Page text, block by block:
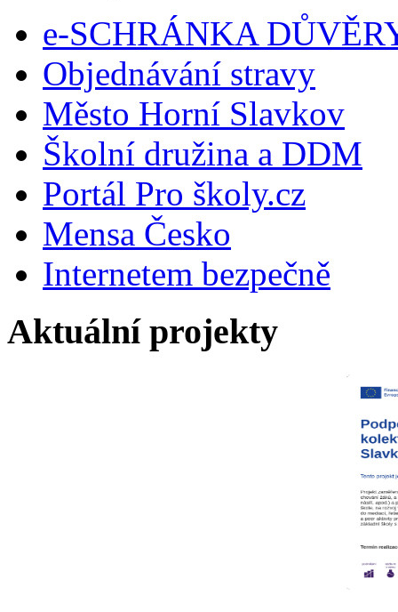
e-SCHRÁNKA
Objednávání stravy
Město Horní Slavkov
Školní družina a DDM
Portál Pro školy.cz
Mensa Česko
Internetem bezpečně
Aktuální projekty